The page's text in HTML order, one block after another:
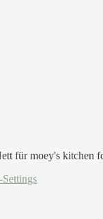
für moey's kitchen